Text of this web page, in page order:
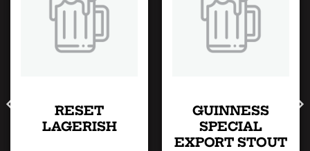
RESET
LAGERISH
GUINNESS
SPECIAL
EXPORT STOUT